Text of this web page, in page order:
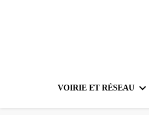
VOIRIE ET RÉSEAU